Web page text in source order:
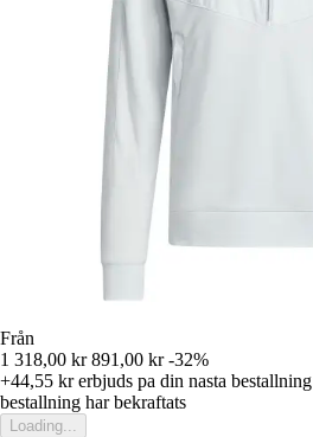
Från
1 318,00 kr 891,00 kr -32%
+44,55 krerbjuds pa din nasta bestallning
bestallning har bekraftats
Loading...